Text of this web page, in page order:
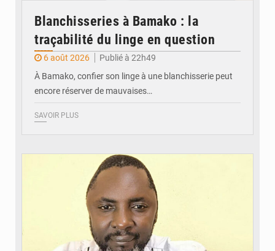
Blanchisseries à Bamako : la
traçabilité du linge en question
6 août 2026
Publié à 22h49
À Bamako, confier son linge à une blanchisserie peut
encore réserver de mauvaises…
SAVOIR PLUS